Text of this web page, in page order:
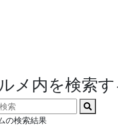
メ内を検索
の検索結果